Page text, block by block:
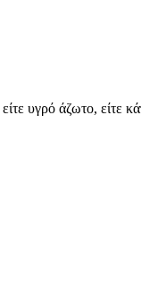
υγρό άζωτο, είτε